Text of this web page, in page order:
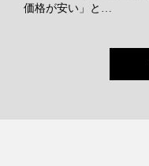
価格が安い」と…